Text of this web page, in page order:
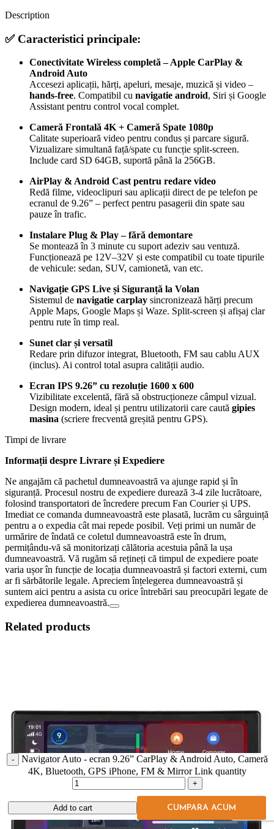
Navigator Auto - ecran 9.26” CarPlay & Android Auto, Cameră
4K, Bluetooth, GPS iPhone, FM & Mirror Link quantity
Add to cart CUMPARA ACUM
Description
✅ Caracteristici principale:
Conectivitate Wireless completă – Apple CarPlay &
Android Auto
Accesezi aplicații, hărți, apeluri, mesaje, muzică și video –
hands-free. Compatibil cu navigatie android, Siri și Google
Assistant pentru control vocal complet.
Cameră Frontală 4K + Cameră Spate 1080p
Calitate superioară video pentru condus și parcare sigură.
Vizualizare simultană față/spate cu funcție split-screen.
Include card SD 64GB, suportă până la 256GB.
AirPlay & Android Cast pentru redare video
Redă filme, videoclipuri sau aplicații direct de pe telefon pe
ecranul de 9.26” – perfect pentru pasagerii din spate sau
pauze în trafic.
Instalare Plug & Play – fără demontare
Se montează în 3 minute cu suport adeziv sau ventuză.
Funcționează pe 12V–32V și este compatibil cu toate tipurile
de vehicule: sedan, SUV, camionetă, van etc.
Navigație GPS Live și Siguranță la Volan
Sistemul de navigatie carplay sincronizează hărți precum
Apple Maps, Google Maps și Waze. Split-screen și afișaj clar
pentru rute în timp real.
Sunet clar și versatil
Redare prin difuzor integrat, Bluetooth, FM sau cablu AUX
(inclus). Ai control total asupra calității audio.
Ecran IPS 9.26” cu rezoluție 1600 x 600
Vizibilitate excelentă, fără să obstrucționeze câmpul vizual.
Design modern, ideal și pentru utilizatorii care caută gipies
masina (scriere frecventă greșită pentru GPS).
Timpi de livrare
Informații despre Livrare și Expediere
Ne angajăm că pachetul dumneavoastră va ajunge rapid și în
siguranță. Procesul nostru de expediere durează 3-4 zile lucrătoare,
folosind transportatori de încredere precum Fan Courier și UPS.
Imediat ce comanda dumneavoastră este plasată, lucrăm cu sârguință
pentru a o expedia cât mai repede posibil. Veți primi un număr de
urmărire de îndată ce coletul dumneavoastră este în drum,
permițându-vă să monitorizați călătoria acestuia până la ușa
dumneavoastră. Vă rugăm să rețineți că timpul de expediere poate
varia ușor în funcție de locația dumneavoastră și factori externi, cum
ar fi sărbătorile legale. Apreciem înțelegerea dumneavoastră și
suntem aici pentru a asista cu orice întrebări sau preocupări legate de
expedierea dumneavoastră.
Related products